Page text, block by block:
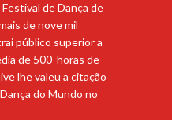
de Dança de
de nove mil
público superior a
de 500 horas de
lhe valeu a citação
do Mundo no